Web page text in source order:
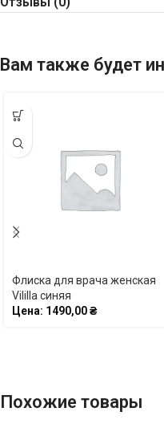
Вам также будет
Флиска для врача женская
Vililla синяя
Цена: 1490,00₴
Похожие товары